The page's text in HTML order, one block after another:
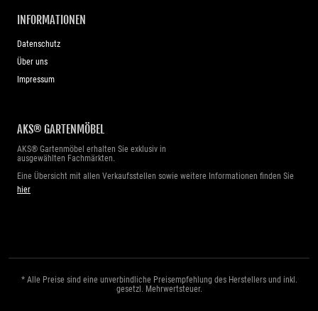
INFORMATIONEN
Datenschutz
Über uns
Impressum
AKS® GARTENMÖBEL
AKS® Gartenmöbel erhalten Sie exklusiv in
ausgewählten Fachmärkten.
Eine Übersicht mit allen Verkaufsstellen sowie weitere Informationen finden Sie
hier
* Alle Preise sind eine unverbindliche Preisempfehlung des Herstellers und inkl.
gesetzl. Mehrwertsteuer.